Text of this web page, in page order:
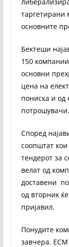
таргетирани
основните
Бектеши
150
основни
цена на
пониска и од
потрошувачи.
Според
соопштат
тендерот за
велат од
доставени
од вторник
пријавил.
Понудите
завчера. ЕСМ